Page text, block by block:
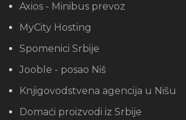
Axios - Minibus prevoz
MyCity Hosting
Spomenici Srbije
Jooble - posao Niš
Knjigovodstvena agencija u Nišu
Domaći proizvodi iz Srbije